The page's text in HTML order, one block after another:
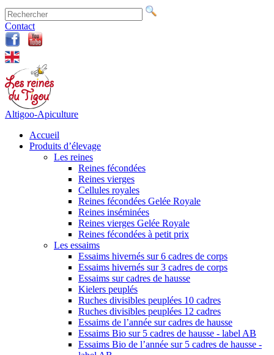
Contact
Altigoo-Apiculture
Accueil
Produits d’élevage
Les reines
Reines fécondées
Reines vierges
Cellules royales
Reines fécondées Gelée Royale
Reines inséminées
Reines vierges Gelée Royale
Reines fécondées à petit prix
Les essaims
Essaims hivernés sur 6 cadres de corps
Essaims hivernés sur 3 cadres de corps
Essaims sur cadres de hausse
Kielers peuplés
Ruches divisibles peuplées 10 cadres
Ruches divisibles peuplées 12 cadres
Essaims de l’année sur cadres de hausse
Essaims Bio sur 5 cadres de hausse - label AB
Essaims Bio de l’année sur 5 cadres de hausse -